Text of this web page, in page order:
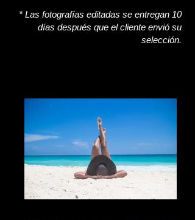
* Las fotografías editadas se entregan 10
días después que el cliente envió su
selección.